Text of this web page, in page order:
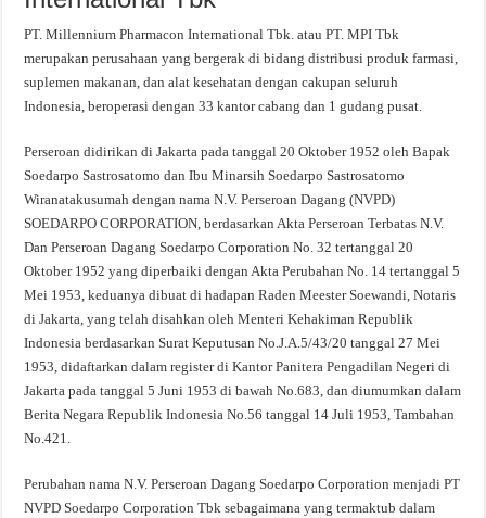
PT. Millennium Pharmacon International Tbk. atau PT. MPI Tbk
merupakan perusahaan yang bergerak di bidang distribusi produk farmasi,
suplemen makanan, dan alat kesehatan dengan cakupan seluruh
Indonesia, beroperasi dengan 33 kantor cabang dan 1 gudang pusat.
Perseroan didirikan di Jakarta pada tanggal 20 Oktober 1952 oleh Bapak
Soedarpo Sastrosatomo dan Ibu Minarsih Soedarpo Sastrosatomo
Wiranatakusumah dengan nama N.V. Perseroan Dagang (NVPD)
SOEDARPO CORPORATION, berdasarkan Akta Perseroan Terbatas N.V.
Dan Perseroan Dagang Soedarpo Corporation No. 32 tertanggal 20
Oktober 1952 yang diperbaiki dengan Akta Perubahan No. 14 tertanggal 5
Mei 1953, keduanya dibuat di hadapan Raden Meester Soewandi, Notaris
di Jakarta, yang telah disahkan oleh Menteri Kehakiman Republik
Indonesia berdasarkan Surat Keputusan No.J.A.5/43/20 tanggal 27 Mei
1953, didaftarkan dalam register di Kantor Panitera Pengadilan Negeri di
Jakarta pada tanggal 5 Juni 1953 di bawah No.683, dan diumumkan dalam
Berita Negara Republik Indonesia No.56 tanggal 14 Juli 1953, Tambahan
No.421.
Perubahan nama N.V. Perseroan Dagang Soedarpo Corporation menjadi PT
NVPD Soedarpo Corporation Tbk sebagaimana yang termaktub dalam